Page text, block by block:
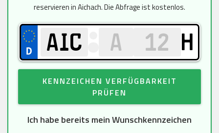
reservieren in Aichach. Die Abfrage ist kostenlos.
H
KENNZEICHEN VERFÜGBARKEIT
PRÜFEN
Ich habe bereits mein Wunschkennzeichen